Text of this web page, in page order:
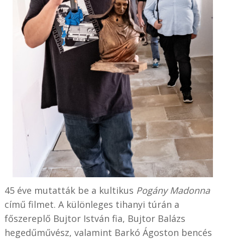
45 éve mutatták be a kultikus Pogány Madonna
című filmet. A különleges tihanyi túrán a
főszereplő Bujtor István fia, Bujtor Balázs
hegedűművész, valamint Barkó Ágoston bencés